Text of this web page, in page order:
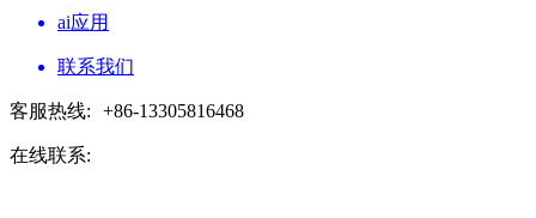
ai应用
联系我们
客服热线: +86-13305816468
在线联系: